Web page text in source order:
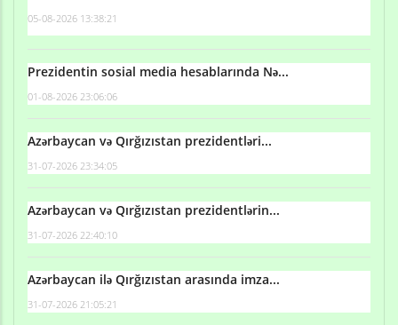
05-08-2026 13:38:21
Prezidentin sosial media hesablarında Nə...
01-08-2026 23:06:06
Azərbaycan və Qırğızıstan prezidentləri...
31-07-2026 23:34:05
Azərbaycan və Qırğızıstan prezidentlərin...
31-07-2026 22:40:10
Azərbaycan ilə Qırğızıstan arasında imza...
31-07-2026 21:05:21